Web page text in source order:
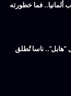
فما خطورته
ناسا تُطلق